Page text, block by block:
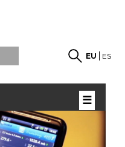
EU ES
☰